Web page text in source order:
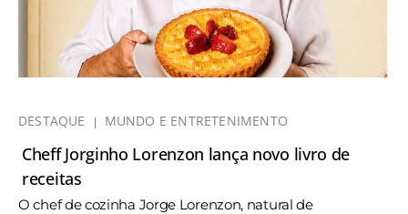
DESTAQUE MUNDO E ENTRETENIMENTO
Cheff Jorginho Lorenzon lança novo livro de
receitas
O chef de cozinha Jorge Lorenzon, natural de